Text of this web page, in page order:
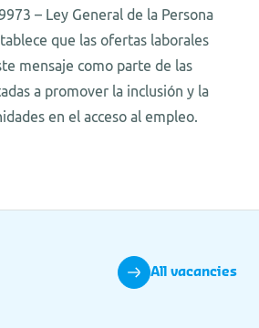
– Ley General de la Persona
que las ofertas laborales
mensaje como parte de las
a promover la inclusión y la
en el acceso al empleo.
All vacancies